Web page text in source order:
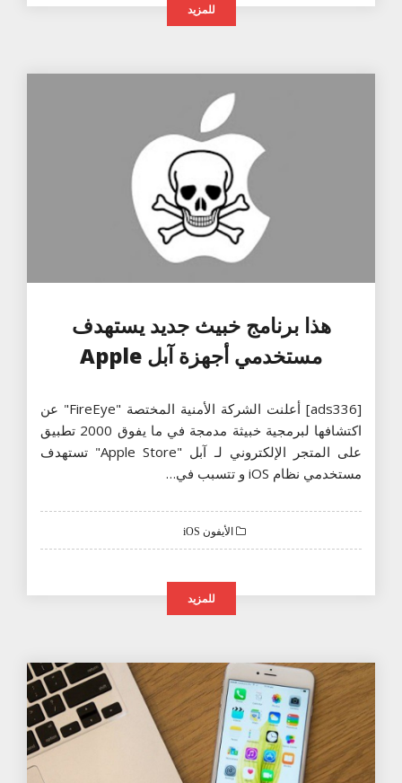
للمزيد
هذا برنامج خبيث جديد يستهدف
مستخدمي أجهزة آبل Apple
[ads336] أعلنت الشركة الأمنية المختصة "FireEye" عن
اكتشافها لبرمجية خبيثة مدمجة في ما يفوق 2000 تطبيق
على المتجر الإلكتروني لـ آبل "Apple Store" تستهدف
مستخدمي نظام iOS و تتسبب في…
الأيفون iOS
للمزيد